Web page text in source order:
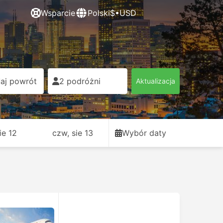
Wsparcie Polski$•USD
powrót 2 podróżni Aktualizacja
12 czw, sie 13 Wybór daty